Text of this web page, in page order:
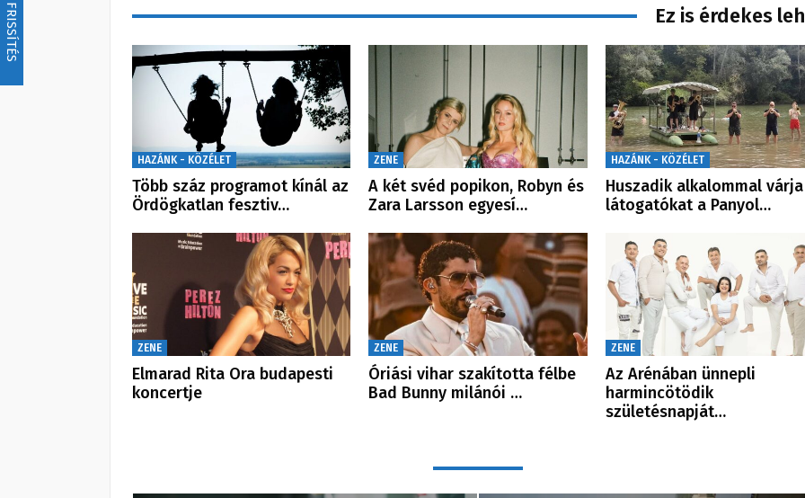
FRISSÍTÉS Ez is érdekes
HAZÁNK - KÖZÉLET
Több száz programot kínál az
Ördögkatlan fesztiv…
ZENE
A két svéd popikon, Robyn és
Zara Larsson egyesí…
HAZÁNK - KÖZÉLET
Huszadik alkalommal
látogatókat a Panyol…
ZENE
Elmarad Rita Ora budapesti
koncertje
ZENE
Óriási vihar szakította félbe
Bad Bunny milánói …
ZENE
Az Arénában ünnepli
harmincötödik
születésnapját…